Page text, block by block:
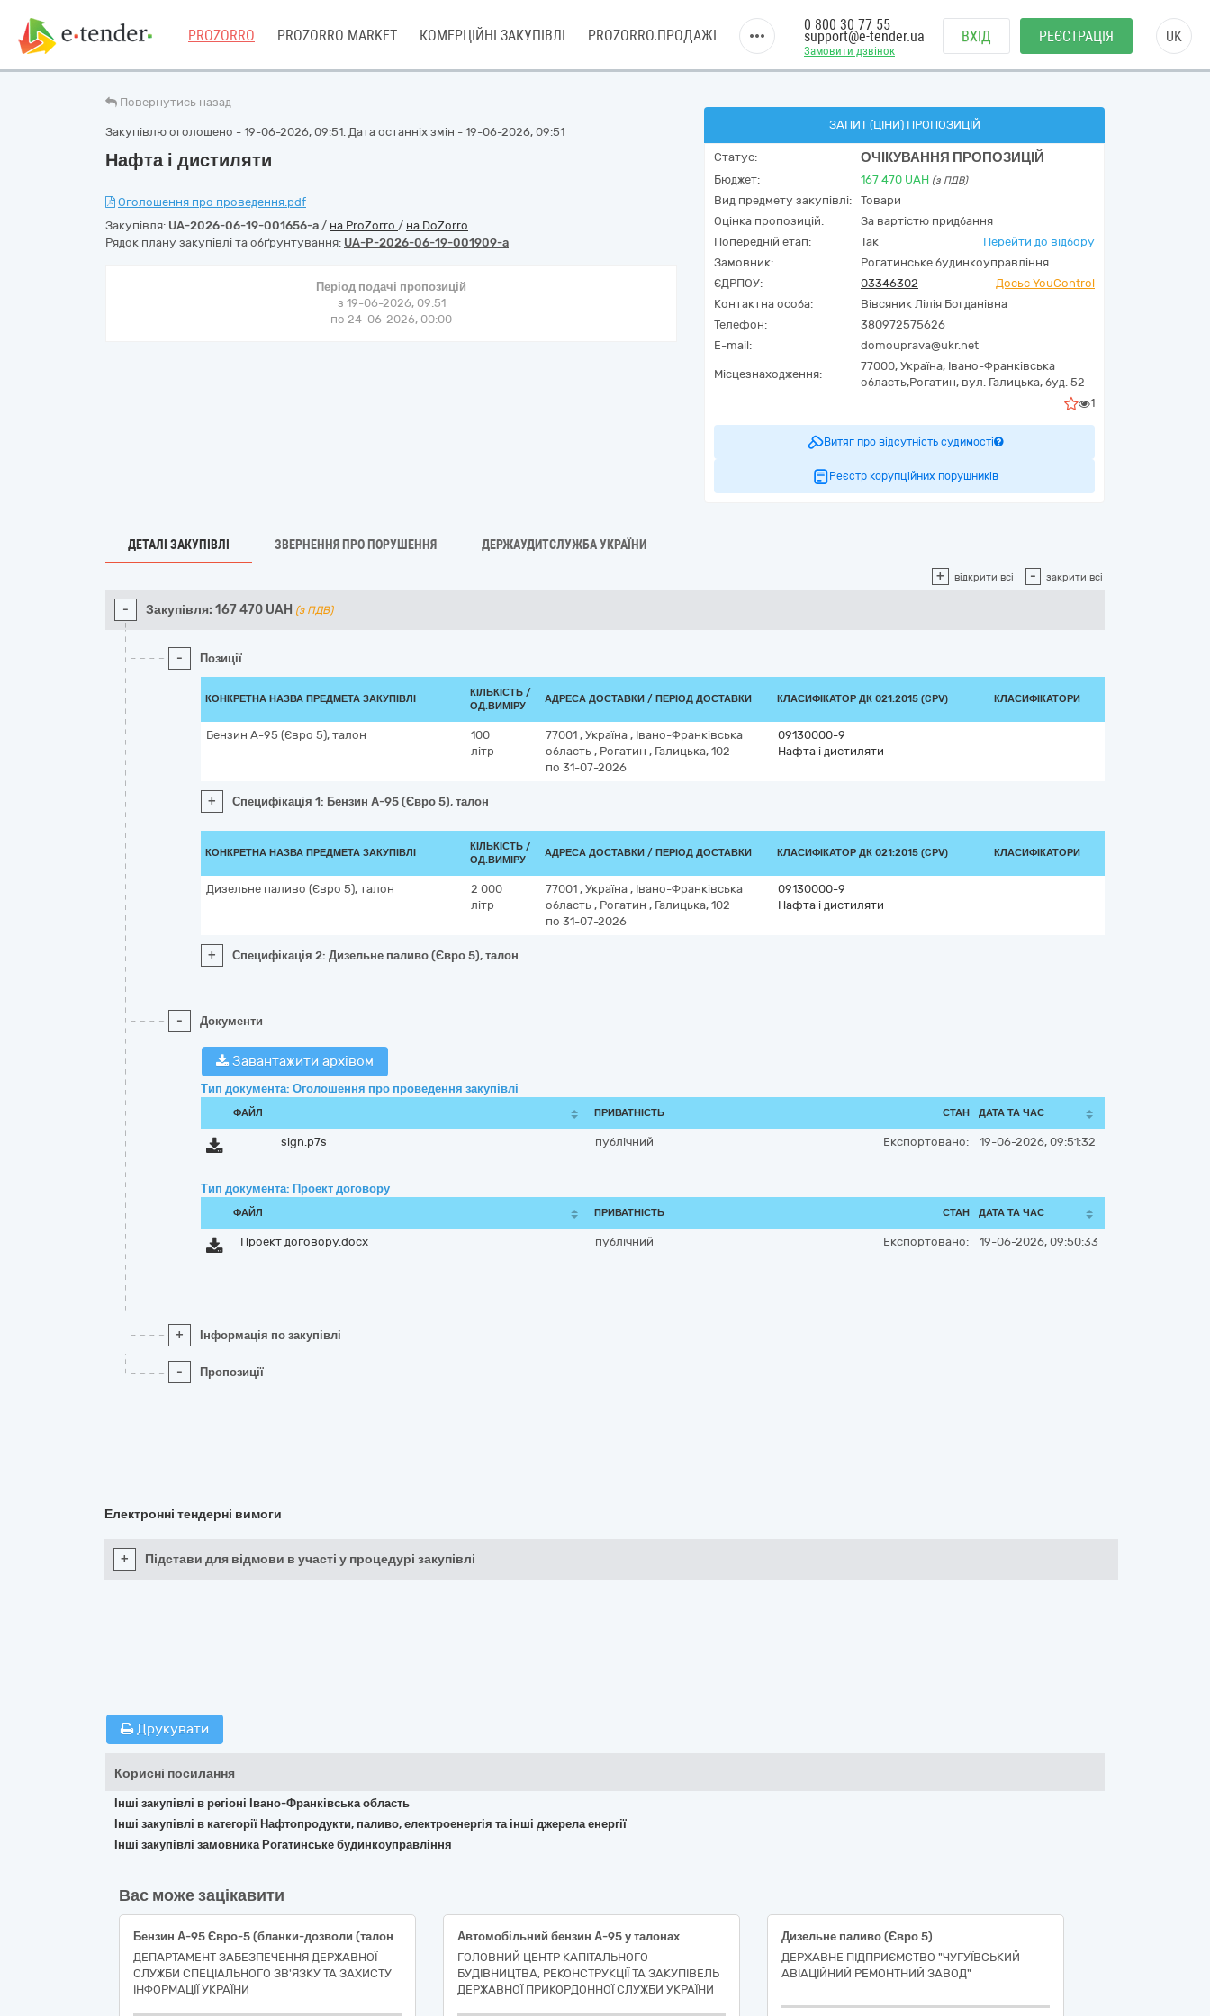
PROZORRO PROZORRO MARKET КОМЕРЦІЙНІ ЗАКУПІВЛІ PROZORRO.ПРОДАЖІ
Замовити дзвінок
0 800 30 77 55
support@e-tender.ua ВХІД РЕЄСТРАЦІЯ UK
Повернутись назад
Закупівлю оголошено - 19-06-2026, 09:51. Дата останніх змін - 19-06-2026, 09:51
Нафта і дистиляти
Оголошення про проведення.pdf
Закупівля: UA-2026-06-19-001656-a / на ProZorro / на DoZorro
Рядок плану закупівлі та обґрунтування: UA-P-2026-06-19-001909-a
Період подачі пропозицій
з 19-06-2026, 09:51
по 24-06-2026, 00:00
ЗАПИТ (ЦІНИ) ПРОПОЗИЦІЙ
Статус: ОЧІКУВАННЯ ПРОПОЗИЦІЙ
Бюджет: 167 470 UAH (з ПДВ)
Вид предмету закупівлі:
Товари
Оцінка пропозицій:
За вартістю придбання
Попередній етап:
Так
Перейти до відбору
Замовник:
Рогатинське будинкоуправління
ЄДРПОУ:
03346302
Досьє YouControl
Контактна особа:
Вівсяник Лілія Богданівна
Телефон:
380972575626
E-mail:
domouprava@ukr.net
Місцезнаходження:
77000, Україна, Івано-Франківська
область,Рогатин, вул. Галицька, буд. 52
1
Витяг про відсутність судимості
Реєстр корупційних порушників
ДЕТАЛІ ЗАКУПІВЛІ ЗВЕРНЕННЯ ПРО ПОРУШЕННЯ ДЕРЖАУДИТСЛУЖБА УКРАЇНИ
+ відкрити всі - закрити всі
- Закупівля: 167 470 UAH (з ПДВ)
- Позиції
КОНКРЕТНА НАЗВА ПРЕДМЕТА ЗАКУПІВЛІ
КІЛЬКІСТЬ /
ОД.ВИМІРУ
АДРЕСА ДОСТАВКИ / ПЕРІОД ДОСТАВКИ КЛАСИФІКАТОР ДК 021:2015 (CPV) КЛАСИФІКАТОРИ
Бензин А-95 (Євро 5), талон
100
літр
77001 , Україна , Івано-Франківська
область , Рогатин , Галицька, 102
по 31-07-2026
09130000-9
Нафта і дистиляти
+ Специфікація 1: Бензин А-95 (Євро 5), талон
КОНКРЕТНА НАЗВА ПРЕДМЕТА ЗАКУПІВЛІ
КІЛЬКІСТЬ /
ОД.ВИМІРУ
АДРЕСА ДОСТАВКИ / ПЕРІОД ДОСТАВКИ КЛАСИФІКАТОР ДК 021:2015 (CPV) КЛАСИФІКАТОРИ
Дизельне паливо (Євро 5), талон
2 000
літр
77001 , Україна , Івано-Франківська
область , Рогатин , Галицька, 102
по 31-07-2026
09130000-9
Нафта і дистиляти
+ Специфікація 2: Дизельне паливо (Євро 5), талон
- Документи
Завантажити архівом
Тип документа: Оголошення про проведення закупівлі
ФАЙЛ ПРИВАТНІСТЬ СТАН ДАТА ТА ЧАС
sign.p7s публічний Експортовано: 19-06-2026, 09:51:32
Тип документа: Проект договору
ФАЙЛ ПРИВАТНІСТЬ СТАН ДАТА ТА ЧАС
Проект договору.docx публічний Експортовано: 19-06-2026, 09:50:33
+ Інформація по закупівлі
- Пропозиції
Електронні тендерні вимоги
+ Підстави для відмови в участі у процедурі закупівлі
Друкувати
Корисні посилання
Інші закупівлі в регіоні Івано-Франківська область
Інші закупівлі в категорії Нафтопродукти, паливо, електроенергія та інші джерела енергії
Інші закупівлі замовника Рогатинське будинкоуправління
Вас може зацікавити
Бензин А-95 Євро-5 (бланки-дозволи (талони)
ДЕПАРТАМЕНТ ЗАБЕЗПЕЧЕННЯ ДЕРЖАВНОЇ
СЛУЖБИ СПЕЦІАЛЬНОГО ЗВ'ЯЗКУ ТА ЗАХИСТУ
ІНФОРМАЦІЇ УКРАЇНИ
Автомобільний бензин А-95 у талонах
ГОЛОВНИЙ ЦЕНТР КАПІТАЛЬНОГО
БУДІВНИЦТВА, РЕКОНСТРУКЦІЇ ТА ЗАКУПІВЕЛЬ
ДЕРЖАВНОЇ ПРИКОРДОННОЇ СЛУЖБИ УКРАЇНИ
Дизельне паливо (Євро 5)
ДЕРЖАВНЕ ПІДПРИЄМСТВО "ЧУГУЇВСЬКИЙ
АВІАЦІЙНИЙ РЕМОНТНИЙ ЗАВОД"